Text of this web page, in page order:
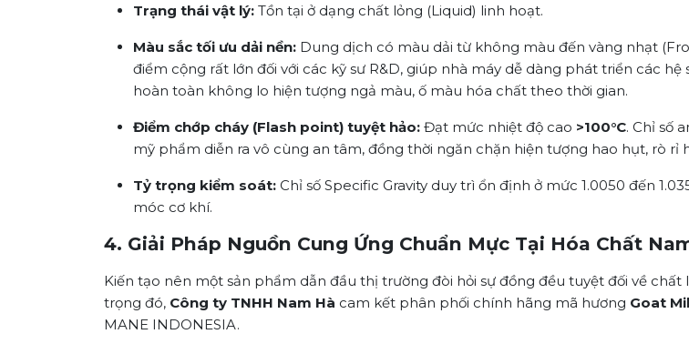
Trạng thái vật lý: Tồn tại ở dạng chất lỏng (Liquid) linh hoạt.
Màu sắc tối ưu dải nền: Dung dịch có màu dải từ không màu đến vàng nhạt
điểm cộng rất lớn đối với các kỹ sư R&D, giúp nhà máy dễ dàng phát triển các
hoàn toàn không lo hiện tượng ngả màu, ố màu hóa chất theo thời gian.
Điểm chớp cháy (Flash point) tuyệt hảo: Đạt mức nhiệt độ cao >100°C. Chỉ số
mỹ phẩm diễn ra vô cùng an tâm, đồng thời ngăn chặn hiện tượng hao hụt, rò
Tỷ trọng kiểm soát: Chỉ số Specific Gravity duy trì ổn định ở mức 1.0050 đến
móc cơ khí.
4. Giải Pháp Nguồn Cung Ứng Chuẩn Mực Tại Hóa Chất
Kiến tạo nên một sản phẩm dẫn đầu thị trường đòi hỏi sự đồng đều tuyệt đối về
trọng đó, Công ty TNHH Nam Hà cam kết phân phối chính hãng mã hương Goat
MANE INDONESIA.